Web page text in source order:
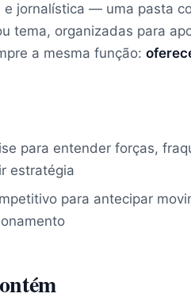
jornalística — uma pasta
tema, organizadas para
a mesma função:
para entender forças,
estratégia
para antecipar